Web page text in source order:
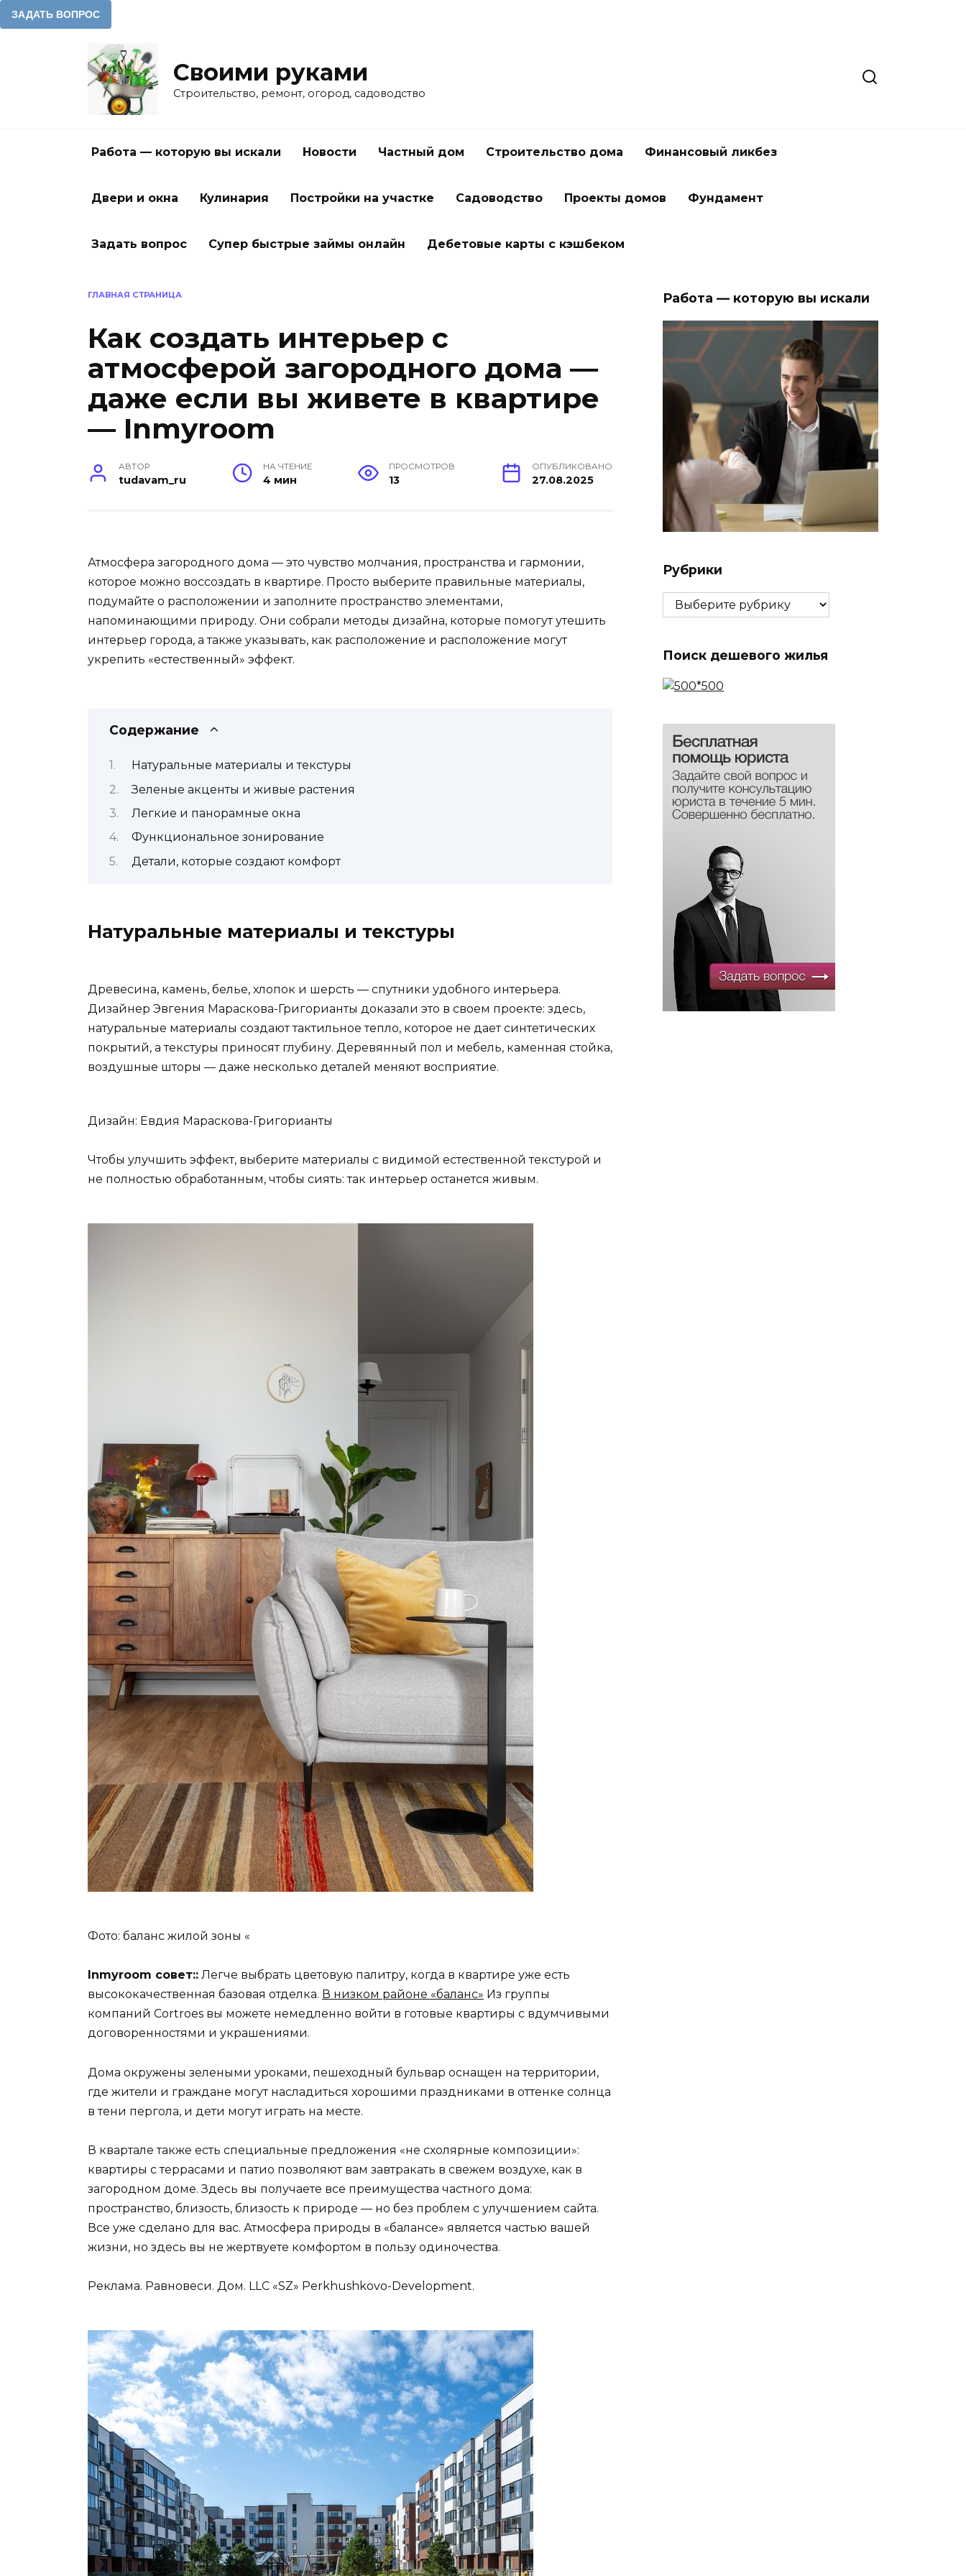
Своими руками
Строительство, ремонт, огород, садоводство
Работа — которую вы искали Новости Частный дом Строительство дома Финансовый ликбез
Двери и окна Кулинария Постройки на участке Садоводство Проекты домов Фундамент
Задать вопрос Супер быстрые займы онлайн Дебетовые карты с кэшбеком
ГЛАВНАЯ СТРАНИЦА
Как создать интерьер с
атмосферой загородного дома —
даже если вы живете в квартире
— Inmyroom
АВТОР
tudavam_ru
НА ЧТЕНИЕ
4 мин
ПРОСМОТРОВ
13
ОПУБЛИКОВАНО
27.08.2025
Атмосфера загородного дома — это чувство молчания, пространства и гармонии,
которое можно воссоздать в квартире. Просто выберите правильные материалы,
подумайте о расположении и заполните пространство элементами,
напоминающими природу. Они собрали методы дизайна, которые помогут утешить
интерьер города, а также указывать, как расположение и расположение могут
укрепить «естественный» эффект.
Содержание
Натуральные материалы и текстуры
Зеленые акценты и живые растения
Легкие и панорамные окна
Функциональное зонирование
Детали, которые создают комфорт
Натуральные материалы и текстуры
Древесина, камень, белье, хлопок и шерсть — спутники удобного интерьера.
Дизайнер Эвгения Мараскова-Григорианты доказали это в своем проекте: здесь,
натуральные материалы создают тактильное тепло, которое не дает синтетических
покрытий, а текстуры приносят глубину. Деревянный пол и мебель, каменная стойка,
воздушные шторы — даже несколько деталей меняют восприятие.
Дизайн: Евдия Мараскова-Григорианты
Чтобы улучшить эффект, выберите материалы с видимой естественной текстурой и
не полностью обработанным, чтобы сиять: так интерьер останется живым.
Фото: баланс жилой зоны «
Inmyroom совет:: Легче выбрать цветовую палитру, когда в квартире уже есть
высококачественная базовая отделка. В низком районе «баланс» Из группы
компаний Cortroes вы можете немедленно войти в готовые квартиры с вдумчивыми
договоренностями и украшениями.
Дома окружены зелеными уроками, пешеходный бульвар оснащен на территории,
где жители и граждане могут насладиться хорошими праздниками в оттенке солнца
в тени пергола, и дети могут играть на месте.
В квартале также есть специальные предложения «не схолярные композиции»:
квартиры с террасами и патио позволяют вам завтракать в свежем воздухе, как в
загородном доме. Здесь вы получаете все преимущества частного дома:
пространство, близость, близость к природе — но без проблем с улучшением сайта.
Все уже сделано для вас. Атмосфера природы в «балансе» является частью вашей
жизни, но здесь вы не жертвуете комфортом в пользу одиночества.
Реклама. Равновеси. Дом. LLC «SZ» Perkhushkovo-Development.
Работа — которую вы искали
Рубрики
Рубрики
Поиск дешевого жилья